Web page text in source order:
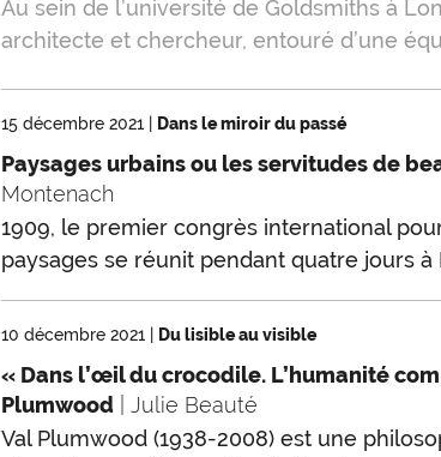
Au sein de l’université de Goldsmiths à
architecte et chercheur, entouré d’une
15 décembre 2021 Dans le miroir du passé
Paysages urbains ou les servitudes de
Montenach
1909, le premier congrès international
paysages se réunit pendant quatre jours à
10 décembre 2021 Du lisible au visible
« Dans l’œil du crocodile. L’humanité
Plumwood | Julie Beauté
Val Plumwood (1938-2008) est une